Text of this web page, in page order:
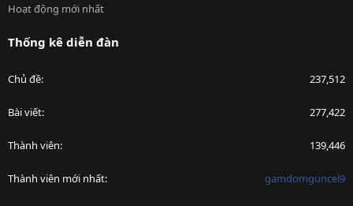
Hoạt động mới nhất
Thống kê diễn đàn
Chủ đề 237,512
Bài viết 277,422
Thành viên 139,446
Thành viên mới nhất gamdomguncel9